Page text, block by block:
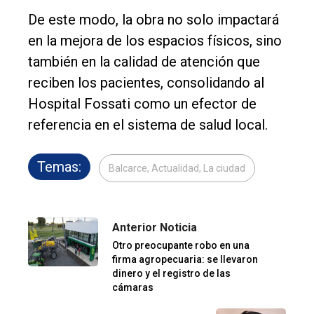
De este modo, la obra no solo impactará
en la mejora de los espacios físicos, sino
también en la calidad de atención que
reciben los pacientes, consolidando al
Hospital Fossati como un efector de
referencia en el sistema de salud local.
Temas: Balcarce, Actualidad, La ciudad
Anterior Noticia
Otro preocupante robo en una
firma agropecuaria: se llevaron
dinero y el registro de las
cámaras